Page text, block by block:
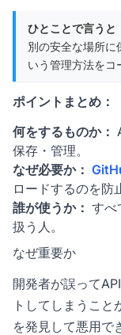
ひとことで言うと
別の安全な場所に
いう管理方法をコ
ポイントまとめ：
何をするものか：
保存・管理。
なぜ必要か：
ロードするのを防
誰が使うか： すべ
扱う人。
なぜ重要か
開発者が誤って
トしてしまうこ
を発見して悪用で